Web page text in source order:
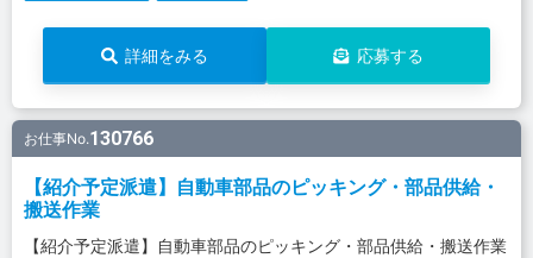
詳細をみる 応募する
お仕事No.130766
【紹介予定派遣】自動車部品のピッキング・部品供給・
搬送作業
【紹介予定派遣】自動車部品のピッキング・部品供給・搬送作業